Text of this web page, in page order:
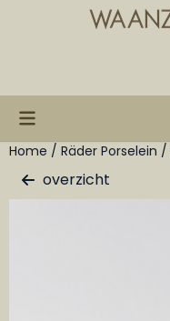
Home / Räder Porselein /
overzicht